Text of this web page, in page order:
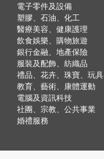
電子零件及設備
塑膠、石油、化工
醫療美容、健康護理
飲食娛樂、購物旅遊
銀行金融、地產保險
服裝及配飾、紡織品
禮品、花卉、珠寶、玩具
教育、藝術、康體運動
電腦及資訊科技
社團、宗教、公共事業
婚禮服務